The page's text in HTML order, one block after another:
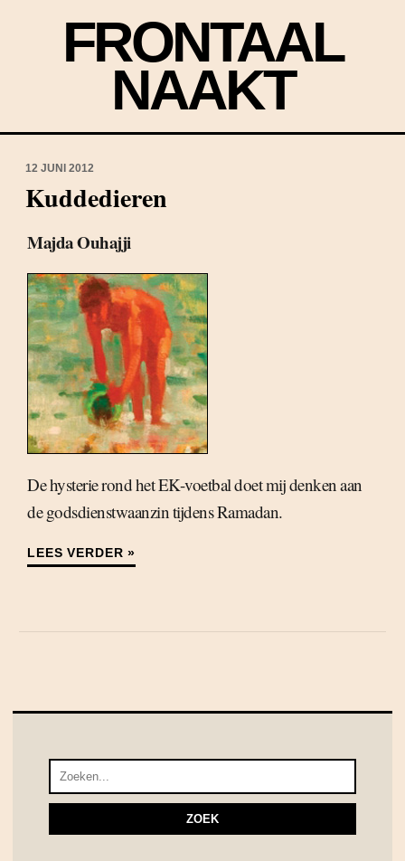
FRONTAAL
NAAKT
12 JUNI 2012
Kuddedieren
Majda Ouhajji
De hysterie rond het EK-voetbal doet mij denken aan
de godsdienstwaanzin tijdens Ramadan.
LEES VERDER »